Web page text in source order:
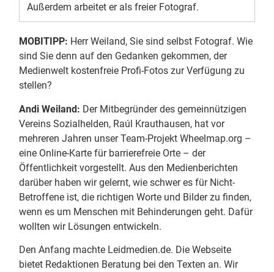
Außerdem arbeitet er als freier Fotograf.
MOBITIPP: Herr Weiland, Sie sind selbst Fotograf. Wie
sind Sie denn auf den Gedanken gekommen, der
Medienwelt kostenfreie Profi-Fotos zur Verfügung zu
stellen?
Andi Weiland: Der Mitbegründer des gemeinnützigen
Vereins Sozialhelden, Raúl Krauthausen, hat vor
mehreren Jahren unser Team-Projekt Wheelmap.org –
eine Online-Karte für barrierefreie Orte – der
Öffentlichkeit vorgestellt. Aus den Medienberichten
darüber haben wir gelernt, wie schwer es für Nicht-
Betroffene ist, die richtigen Worte und Bilder zu finden,
wenn es um Menschen mit Behinderungen geht. Dafür
wollten wir Lösungen entwickeln.
Den Anfang machte Leidmedien.de. Die Webseite
bietet Redaktionen Beratung bei den Texten an. Wir